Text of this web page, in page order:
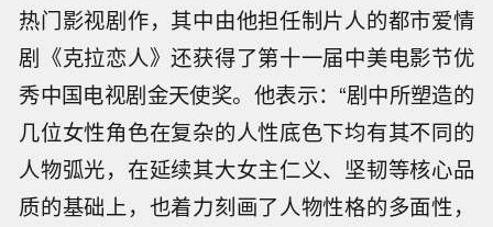
热门影视剧作，其中由他担任制片人的都市爱情
剧《克拉恋人》还获得了第十一届中美电影节优
秀中国电视剧金天使奖。他表示：“剧中所塑造的
几位女性角色在复杂的人性底色下均有其不同的
人物弧光，在延续其大女主仁义、坚韧等核心品
质的基础上，也着力刻画了人物性格的多面性，